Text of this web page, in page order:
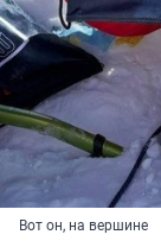
Вот он, на вершине